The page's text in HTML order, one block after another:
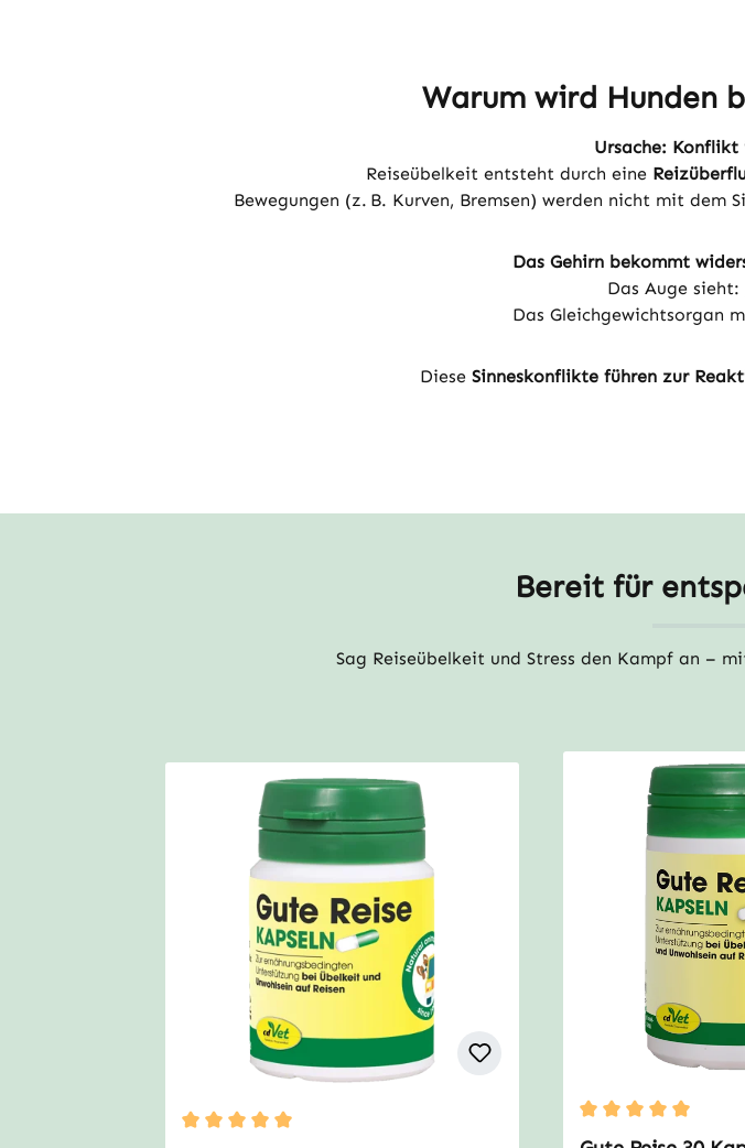
Warum wird Hunden
Ursache: Konflikt
Reiseübelkeit entsteht durch eine
Bewegungen (z. B. Kurven, Bremsen) werden nicht mit
Das Gehirn bekommt
Das Auge
Das Gleichgewichtsorgan
Diese Sinneskonflikte führen zur
Bereit für
Sag Reiseübelkeit und Stress den Kampf an –
Durchschnittliche